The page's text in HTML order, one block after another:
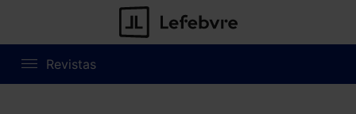
Revistas